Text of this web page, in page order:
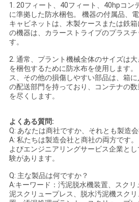
1. 20フィート、40フィート、40hpコン
に準拠した防水梱包。 機器の付属品、
キャビネットは、木製ケースまたは鉄
の機器は、カラーストライプのプラス
す。
2. 通常、プラント機械全体のサイズは
を梱包するために防水布を使用します
ス、その他の損傷しやすい部品は、箱
の配送部門を持っており、コンテナの
を尽くします。
よくある質問:
Q: あなたは商社ですか、それとも製造
A: 私たちは製造会社と商社の両方です
よびエンジニアリングサービス企業と
験があります。
Q: 主な製品は何ですか？
A:キーワード：汚泥脱水機装置、スク
泥スクリュープレス、脱水汚泥機スク